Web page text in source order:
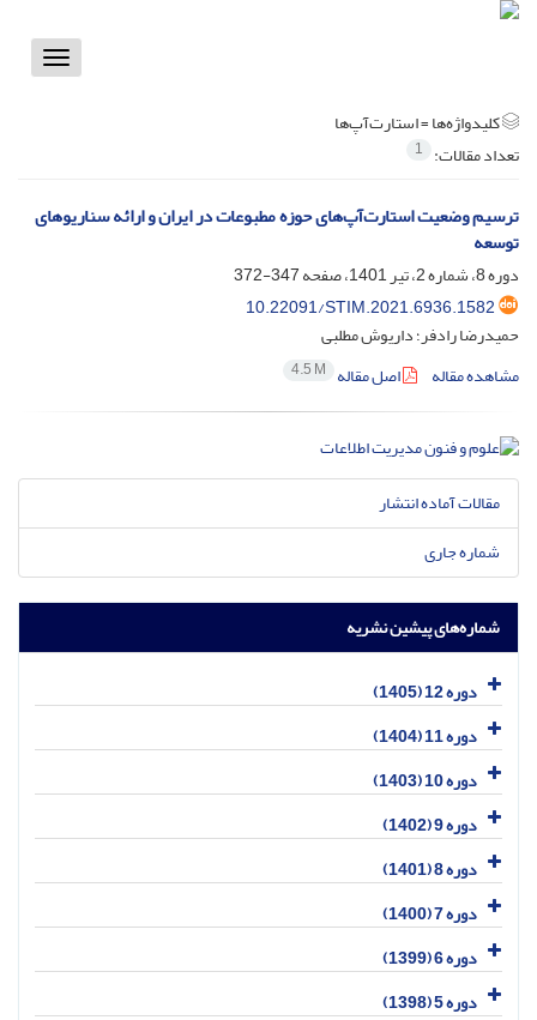
Toggle
کلیدواژه‌ها =استارت‌آپ‌ها
تعداد مقالات: 1
ترسیم وضعیت استارت‌آپ‌های حوزه‌ مطبوعات در ایران و ارائه سناریوهای
توسعه
دوره 8، شماره 2، تیر 1401، صفحه
347-372
10.22091/STIM.2021.6936.1582
حمیدرضا رادفر؛ داریوش مطلبی
مشاهده مقاله
اصل مقاله 4.5 M
مقالات آماده انتشار
شماره جاری
شماره‌های پیشین نشریه
دوره 12 (1405)
دوره 11 (1404)
دوره 10 (1403)
دوره 9 (1402)
دوره 8 (1401)
دوره 7 (1400)
دوره 6 (1399)
دوره 5 (1398)